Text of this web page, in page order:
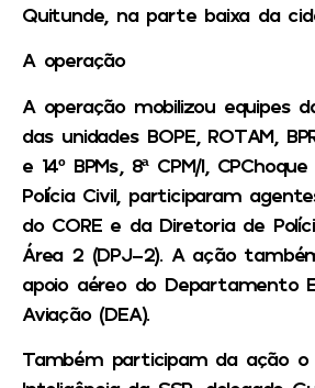
Quitunde, na parte baixa da
A operação
A operação mobilizou equipes
das unidades BOPE, ROTAM,
e 14º BPMs, 8ª CPM/I,
Polícia Civil, participaram
do CORE e da Diretoria de
Área 2 (DPJ-2). A ação
apoio aéreo do Departamento
Aviação (DEA).
Também participam da ação